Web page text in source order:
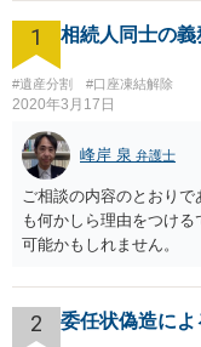
1 相続人同士の
#遺産分割 #口座凍結解除
2020年3月17日
峰岸 泉 弁護士
ご相談の内容のとおり
も何かしら理由をつけ
可能かもしれません。
2 委任状偽造に